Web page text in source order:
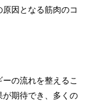
因となる筋肉のコ
の流れを整えるこ
が期待でき、多くの